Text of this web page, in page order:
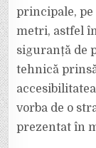
principale,
metri, astfel
siguranță de
tehnică
vorba de o
prezentat în